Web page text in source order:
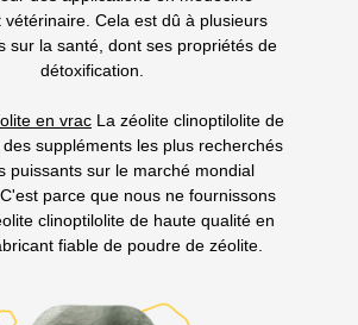
vétérinaire. Cela est dû à plusieurs
sur la santé, dont ses propriétés de
détoxification.
en vrac La zéolite clinoptilolite de
suppléments les plus recherchés
puissants sur le marché mondial
parce que nous ne fournissons
clinoptilolite de haute qualité en
fiable de poudre de zéolite.